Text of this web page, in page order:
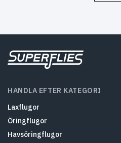
HANDLA EFTER KATEGORI
Laxflugor
Öringflugor
Havsöringflugor